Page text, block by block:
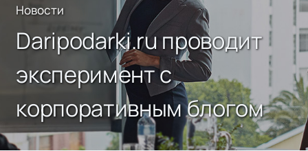
Новости
Daripodarki.ru проводит
эксперимент с
корпоративным блогом